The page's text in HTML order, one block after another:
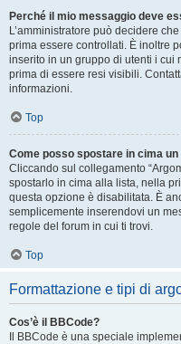
Perché il mio messaggio deve
L’amministratore può decidere
prima essere controllati. È inoltre
inserito in un gruppo di utenti i cui
prima di essere resi visibili.
informazioni.
Top
Come posso spostare in cima
Cliccando sul collegamento
spostarlo in cima alla lista, nella
questa opzione è disabilitata. È
semplicemente inserendovi un
regole del forum in cui ti trovi.
Top
Formattazione e tipi di
Cos’è il BBCode?
Il BBCode è una speciale